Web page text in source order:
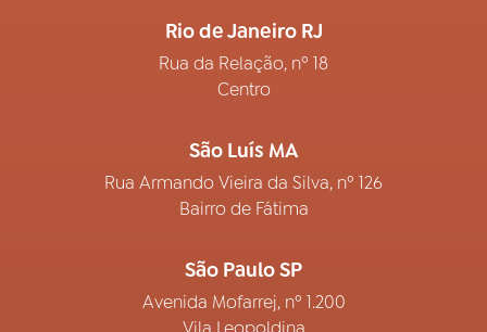
Rio de Janeiro RJ
Rua da Relação, nº 18
Centro
São Luís MA
Rua Armando Vieira da Silva, nº 126
Bairro de Fátima
São Paulo SP
Avenida Mofarrej, nº 1.200